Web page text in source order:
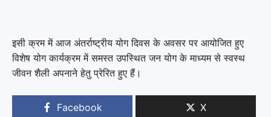
इसी क्रम में आज अंतर्राष्ट्रीय योग दिवस के अवसर पर आयोजित हुए
विशेष योग कार्यक्रम में समस्त उपस्थित जन योग के माध्यम से स्वस्थ
जीवन शैली अपनाने हेतु प्रेरित हुए हैं।
Facebook X